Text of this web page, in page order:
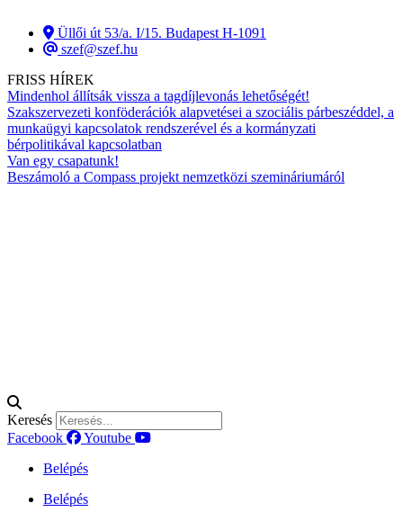
Üllői út 53/a. I/15. Budapest H-1091
szef@szef.hu
FRISS HÍREK
Mindenhol állítsák vissza a tagdíjlevonás lehetőségét!
Szakszervezeti konföderációk alapvetései a szociális párbeszéddel, a
munkaügyi kapcsolatok rendszerével és a kormányzati
bérpolitikával kapcsolatban
Van egy csapatunk!
Beszámoló a Compass projekt nemzetközi szemináriumáról
Keresés
Facebook
Youtube
Belépés
Belépés